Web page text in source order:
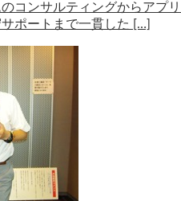
コンサルティングからアプリ
ポートまで一貫した […]